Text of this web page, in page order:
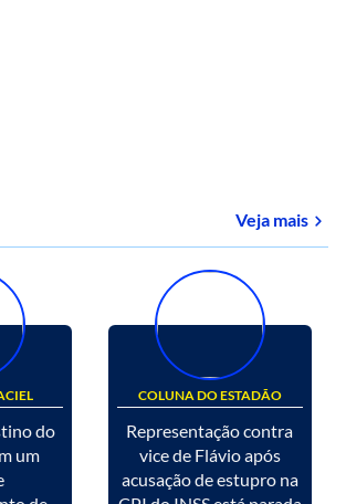
Veja mais
do
um
COLUNA DO ESTADÃO
Representação contra
vice de Flávio após
acusação de estupro na